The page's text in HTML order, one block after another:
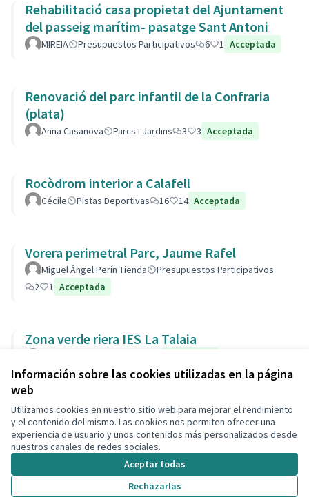
Información sobre las cookies utilizadas en la página
web
Utilizamos cookies en nuestro sitio web para mejorar el rendimiento
y el contenido del mismo. Las cookies nos permiten ofrecer una
experiencia de usuario y unos contenidos más personalizados desde
nuestros canales de redes sociales.
Aceptar todas
Rechazarlas
Rehabilitació casa propietat del Ajuntament
del passeig marítim- pasatge Sant Antoni
MIREIA Presupuestos Participativos 6 1 Acceptada
Renovació del parc infantil de la Confraria
(plata)
Anna Casanova Parcs i Jardins 3 3 Acceptada
Rocòdrom interior a Calafell
Cécile Pistas Deportivas 16 14 Acceptada
Vorera perimetral Parc, Jaume Rafel
Miguel Ángel Perín Tienda
Presupuestos Participativos
2
1 Acceptada
Zona verde riera IES La Talaia
Términos y condiciones de uso
Configuración de cookies
Decidim Calafell en X
(Enlace externo)
Decidim Calafell en Facebook
Decidim Calafell en YouTube
Decidim Calafell en GitHub
(Enlace externo)